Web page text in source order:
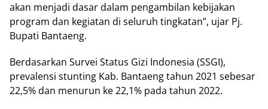
akan menjadi dasar dalam pengambilan kebijakan
program dan kegiatan di seluruh tingkatan”, ujar Pj.
Bupati Bantaeng.
Berdasarkan Survei Status Gizi Indonesia (SSGI),
prevalensi stunting Kab. Bantaeng tahun 2021 sebesar
22,5% dan menurun ke 22,1% pada tahun 2022.